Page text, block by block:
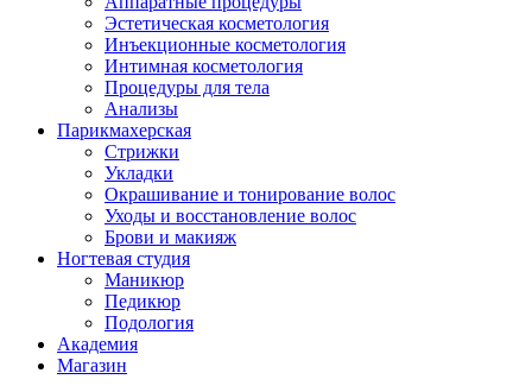
Эстетическая косметология
Инъекционные косметология
Интимная косметология
Процедуры для тела
Анализы
Парикмахерская
Стрижки
Укладки
Окрашивание и тонирование волос
Уходы и восстановление волос
Брови и макияж
Ногтевая студия
Маникюр
Педикюр
Подология
Академия
Магазин